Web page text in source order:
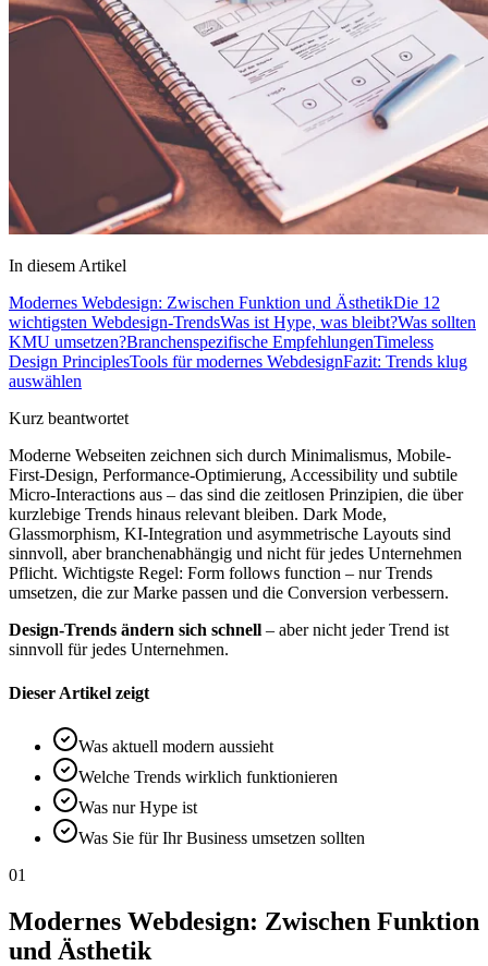
In diesem Artikel
Modernes Webdesign: Zwischen Funktion und ÄsthetikDie 12
wichtigsten Webdesign-TrendsWas ist Hype, was bleibt?Was sollten
KMU umsetzen?Branchenspezifische EmpfehlungenTimeless
Design PrinciplesTools für modernes WebdesignFazit: Trends klug
auswählen
Kurz beantwortet
Moderne Webseiten zeichnen sich durch Minimalismus, Mobile-
First-Design, Performance-Optimierung, Accessibility und subtile
Micro-Interactions aus – das sind die zeitlosen Prinzipien, die über
kurzlebige Trends hinaus relevant bleiben. Dark Mode,
Glassmorphism, KI-Integration und asymmetrische Layouts sind
sinnvoll, aber branchenabhängig und nicht für jedes Unternehmen
Pflicht. Wichtigste Regel: Form follows function – nur Trends
umsetzen, die zur Marke passen und die Conversion verbessern.
Design-Trends ändern sich schnell – aber nicht jeder Trend ist
sinnvoll für jedes Unternehmen.
Dieser Artikel zeigt
Was aktuell modern aussieht
Welche Trends wirklich funktionieren
Was nur Hype ist
Was Sie für Ihr Business umsetzen sollten
01
Modernes Webdesign: Zwischen Funktion
und Ästhetik